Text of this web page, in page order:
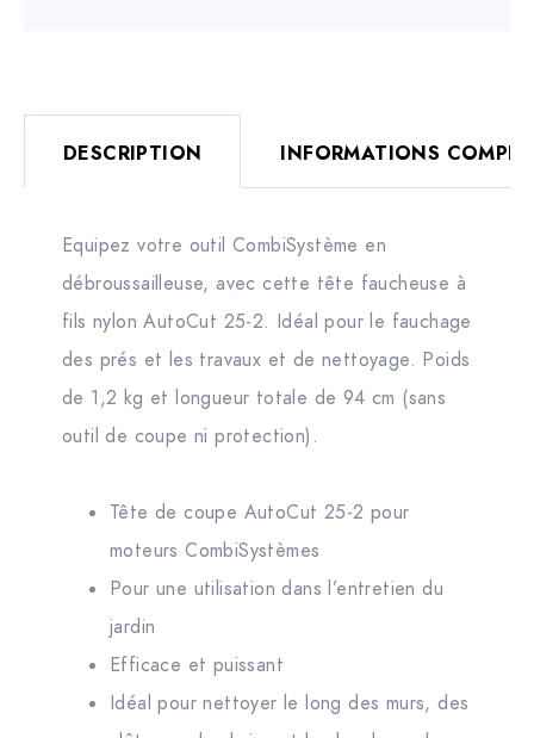
DESCRIPTION INFORMATIONS
Equipez votre outil CombiSystème en
débroussailleuse, avec cette tête faucheuse à
fils nylon AutoCut 25-2. Idéal pour le fauchage
des prés et les travaux et de nettoyage. Poids
de 1,2 kg et longueur totale de 94 cm (sans
outil de coupe ni protection).
Tête de coupe AutoCut 25-2 pour
moteurs CombiSystèmes
Pour une utilisation dans l’entretien du
jardin
Efficace et puissant
Idéal pour nettoyer le long des murs, des